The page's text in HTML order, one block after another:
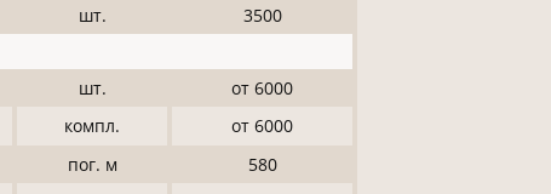
шт.
3500
шт.
от 6000
компл.
от 6000
пог. м
580